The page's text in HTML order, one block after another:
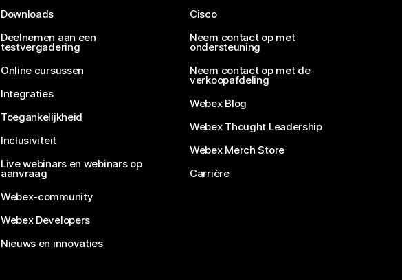
Downloads
Deelnemen aan een
testvergadering
Online cursussen
Integraties
Toegankelijkheid
Inclusiviteit
Live webinars en webinars op
aanvraag
Webex-community
Webex Developers
Nieuws en innovaties
Cisco
Neem contact op met
ondersteuning
Neem contact op met de
verkoopafdeling
Webex Blog
Webex Thought Leadership
Webex Merch Store
Carrière